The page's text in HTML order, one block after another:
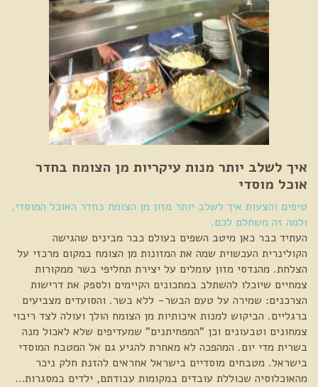
איך לשלב יותר מנות עיקריות מן הצומח בחדר
אוכל מוסדי
טיפים והצעות איך לשלב יותר מזון מן הצומח בחדר האוכל המוסדי,
ולמה זה משתלם לכם.
העתיד כבר כאן מיטב השפים בעולם כבר מבינים שהגישה
הקולינרית העכשוית שמה את המזונות מן הצומח במקום מרכזי על
הצלחת. מהנדסי מזון עומלים על יצירת תחליפי בשר ממקורות
צמחיים שיוכלו להשתלב במתכונים הקיימים ולספק את דרישות
הצרכנים: שמירה על טעם הבשר- ללא בשר. והסועדים מצביעים
ברגליים. הביקוש למנות איכותיות מן הצומח הולך ועולה לצד ריבוי
צמחונים וטבעונים וכן "המפחיתנים" שמעדיפים שלא לאכול מנה
בשרית מדי יום. המהפכה לא מאחרת להגיע גם אל המטבח המוסדי
בישראל. מטבחים מוסדיים בישראל אחראים להזנת חלק ניכר
מהאוכלוסיה שכוללת עובדים במקומות עבודתם, ילדים במסגרות…